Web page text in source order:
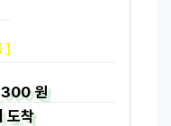
]
원
도착